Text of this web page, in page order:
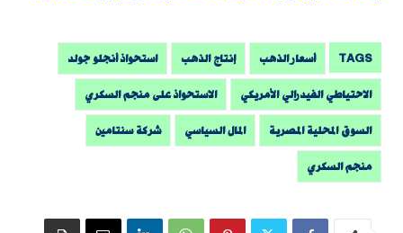
TAGS أسعار الذهب إنتاج الذهب استحواذ أنجلو جولد
الاحتياطي الفيدرالي الأمريكي الاستحواذ على منجم السكري
السوق المحلية المصرية المال السياسي شركة سنتامين
منجم السكري